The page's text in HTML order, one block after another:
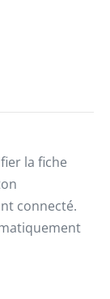
la fiche
connecté.